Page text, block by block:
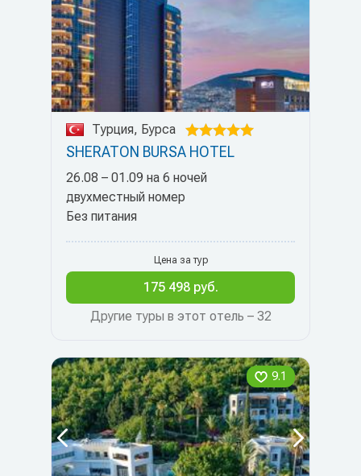
Турция, Бурса
SHERATON BURSA HOTEL
26.08 – 01.09 на 6 ночей
двухместный номер
Без питания
Другие туры в этот отель – 32
Цена за тур
175 498 руб.
9.1